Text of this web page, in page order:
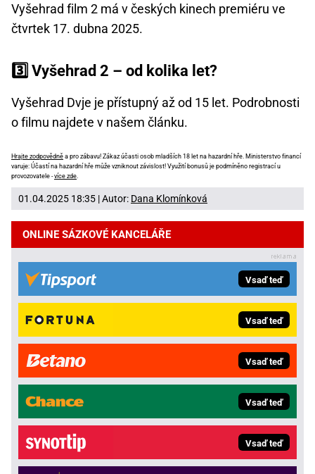
Vyšehrad film 2 má v českých kinech premiéru ve
čtvrtek 17. dubna 2025.
3️⃣ Vyšehrad 2 – od kolika let?
Vyšehrad Dvje je přístupný až od 15 let. Podrobnosti
o filmu najdete v našem článku.
Hrajte zodpovědně a pro zábavu! Zákaz účasti osob mladších 18 let na hazardní hře. Ministerstvo financí
varuje: Účastí na hazardní hře může vzniknout závislost! Využití bonusů je podmíněno registrací u
provozovatele -více zde
01.04.2025 18:35 | Autor: Dana Klomínková
ONLINE SÁZKOVÉ KANCELÁŘE
Vsaď teď
Vsaď teď
Vsaď teď
Vsaď teď
Vsaď teď